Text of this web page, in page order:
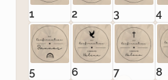
1 2 3 4
5 6 7 8